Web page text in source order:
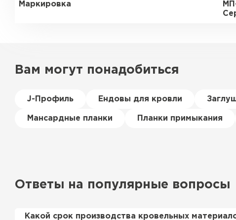
Маркировка
Вам могут понадобиться
J-Профиль Ендовы для кровли
Мансардные планки Планки примыкания
Ответы на популярные вопросы
Какой срок производства кровельных